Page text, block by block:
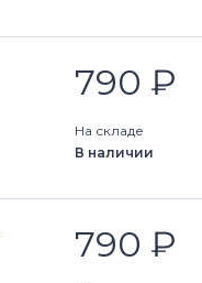
790 ₽
На складе
В наличии
790 ₽